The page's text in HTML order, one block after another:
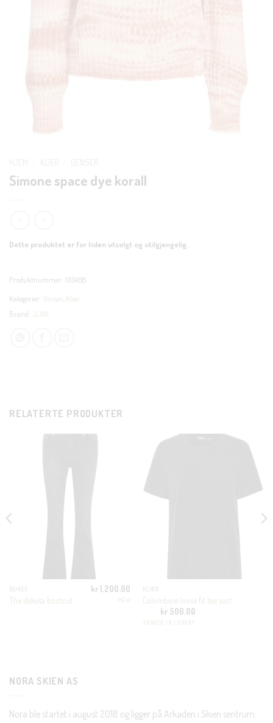
Simone space dye korall
Dette produktet er for tiden utsolgt og utilgjengelig.
Produktnummer: 103468
Kategorier: Genser Klær
Brand:
JJXX
RELATERTE PRODUKTER
BUKSE
The dekota bootcut
kr1,200.00 KLÆR
Columbine loose fit tee sort
kr500.00
NORA SKIEN AS
Nora ble startet i august 2018 og ligger på Arkaden i Skien sentrum.
CLOSE
KUNDEKLUBB
En liten velkomstgave til deg! ❤️
Bli en del av Nora-familien i dag. Som medlem får du 10%